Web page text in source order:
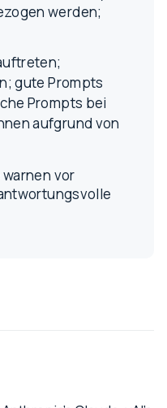
werden;
gute Prompts
Prompts bei
aufgrund von
vor